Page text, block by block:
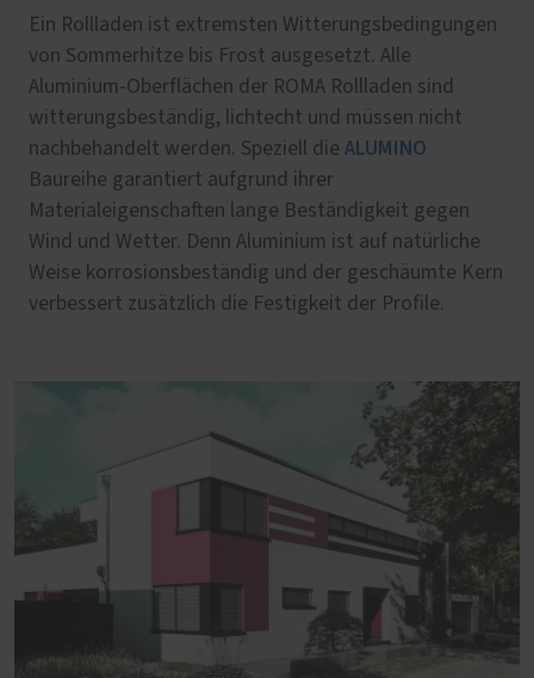
Ein Rollladen ist extremsten Witterungsbedingungen
von Sommerhitze bis Frost ausgesetzt. Alle
Aluminium-Oberflächen der ROMA Rollladen sind
witterungsbeständig, lichtecht und müssen nicht
nachbehandelt werden. Speziell die ALUMINO
Baureihe garantiert aufgrund ihrer
Materialeigenschaften lange Beständigkeit gegen
Wind und Wetter. Denn Aluminium ist auf natürliche
Weise korrosionsbeständig und der geschäumte Kern
verbessert zusätzlich die Festigkeit der Profile.